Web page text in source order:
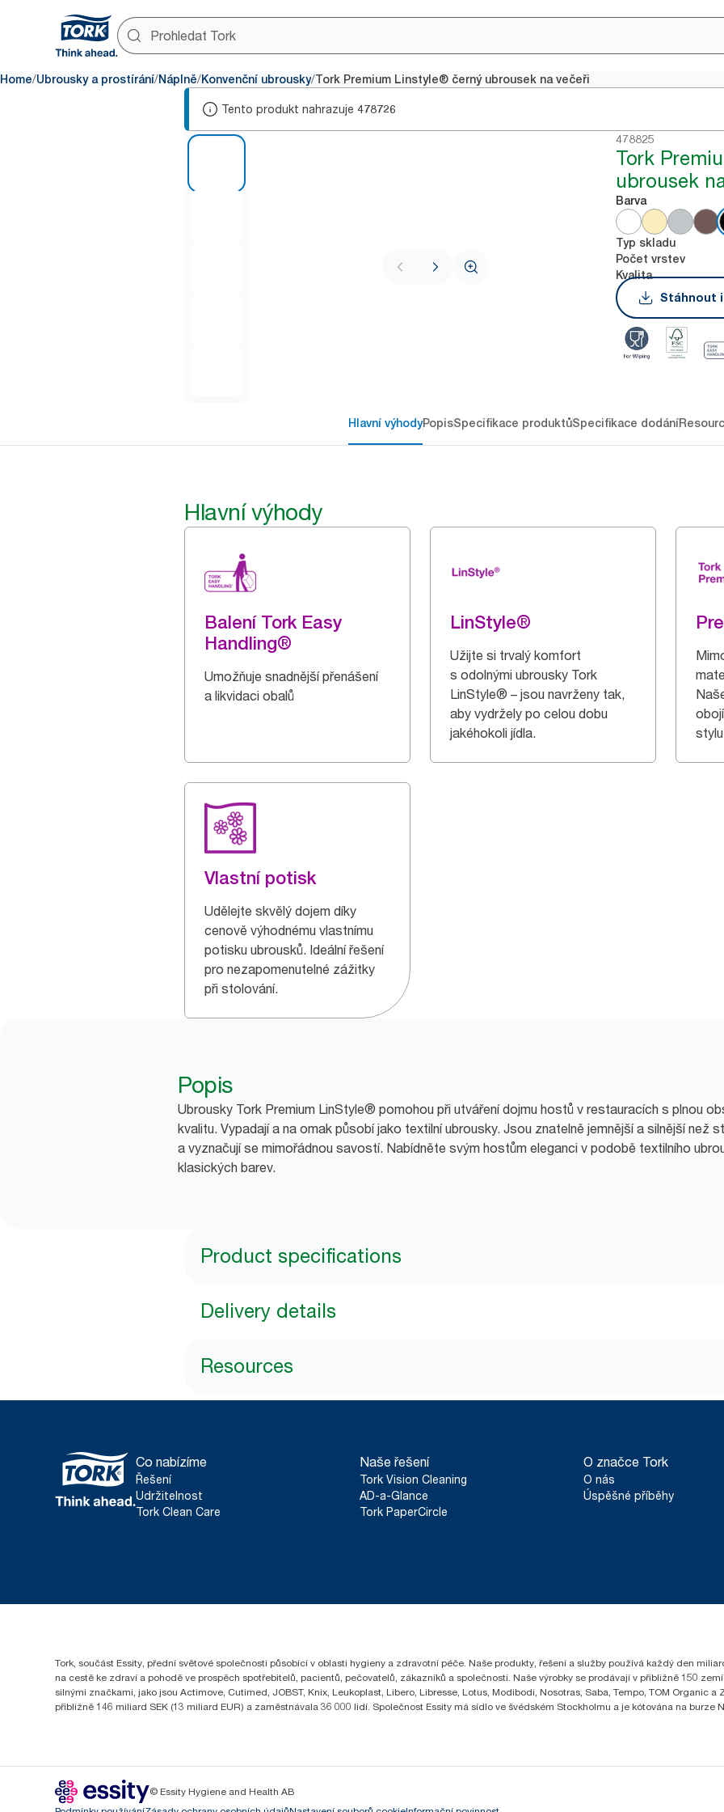
Home/Ubrousky a prostírání/Náplně/Konvenční ubrousky/Tork Premium Linstyle® černý ubrousek na večeři
Tento produkt nahrazuje 478726
478825
Tork
ubrousek
Barva
Typ skladu
Počet vrstev
Kvalita
Stáhnout
Hlavní výhodyPopisSpecifikace produktůSpecifikace dodání
Hlavní výhody
Balení Tork Easy
Handling®
Umožňuje snadnější přenášení
a likvidaci obalů
LinStyle®
Užijte si trvalý komfort
s odolnými ubrousky Tork
LinStyle® – jsou navrženy tak,
aby vydržely po celou dobu
jakéhokoli jídla.
Vlastní potisk
Udělejte skvělý dojem díky
cenově výhodnému vlastnímu
potisku ubrousků. Ideální řešení
pro nezapomenutelné zážitky
při stolování.
Popis
Ubrousky Tork Premium LinStyle® pomohou při utváření dojmu hostů v restauracích s plnou
kvalitu. Vypadají a na omak působí jako textilní ubrousky. Jsou znatelně jemnější a silnější než
a vyznačují se mimořádnou savostí. Nabídněte svým hostům eleganci v podobě textilního
klasických barev.
Product specifications
Delivery details
Resources
Co nabízíme
Řešení
Udržitelnost
Tork Clean Care
Naše řešení
Tork Vision Cleaning
AD-a-Glance
Tork PaperCircle
O značce Tork
O nás
Úspěšné příběhy
Tork, součást Essity, přední světové společnosti působící v oblasti hygieny a zdravotní péče. Naše produkty, řešení a služby používá každý den
na cestě ke zdraví a pohodě ve prospěch spotřebitelů, pacientů, pečovatelů, zákazníků a společnosti. Naše výrobky se prodávají v přibližně 150
silnými značkami, jako jsou Actimove, Cutimed, JOBST, Knix, Leukoplast, Libero, Libresse, Lotus, Modibodi, Nosotras, Saba, Tempo, TOM Organic
přibližně 146 miliard SEK (13 miliard EUR) a zaměstnávala 36 000 lidí. Společnost Essity má sídlo ve švédském Stockholmu a je kótována na burze
© Essity Hygiene and Health AB